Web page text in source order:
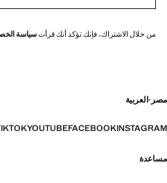
من خلال الاشتراك، فإنك تؤكد أنك قرأتسياسة
مصر ·العربية
INSTAGRAM
FACEBOOK
YOUTUBE
مساعدة